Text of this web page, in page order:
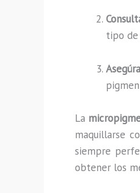
tipo de
La
maquillarse
siempre
obtener los